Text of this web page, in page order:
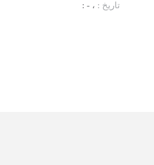
تاریخ : ، - :